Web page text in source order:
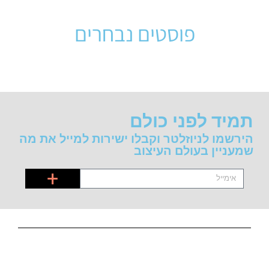
פוסטים נבחרים
תמיד לפני כולם
הירשמו לניוזלטר וקבלו ישירות למייל את מה
שמעניין בעולם העיצוב
+